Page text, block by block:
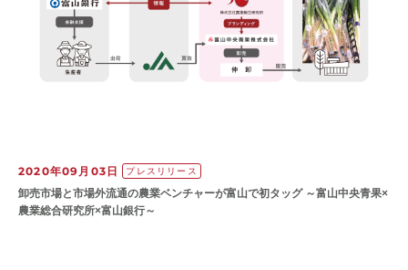
2020年09月03日 プレスリリース
卸売市場と市場外流通の農業ベンチャーが富山で初タッグ ～富山中央青果×
農業総合研究所×富山銀行～